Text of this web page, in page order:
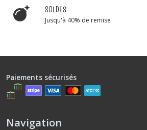
SOLDES
Jusqu'à 40% de remise
Paiements sécurisés
Navigation